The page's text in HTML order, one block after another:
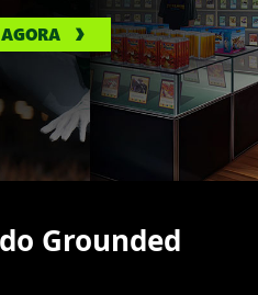
Grounded